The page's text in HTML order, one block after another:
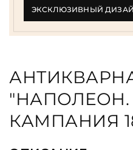
ЭКСКЛЮЗИВНЫЙ
"НАПОЛЕОН.
КАМПАНИЯ